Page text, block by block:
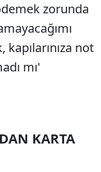
zorunda
not
mı'
KARTA